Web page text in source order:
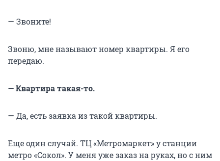
— Звоните!
Звоню, мне называют номер квартиры. Я его
передаю.
— Квартира такая-то.
— Да, есть заявка из такой квартиры.
Еще один случай. ТЦ «Метромаркет» у станции
метро «Сокол». У меня уже заказ на руках, но с ним